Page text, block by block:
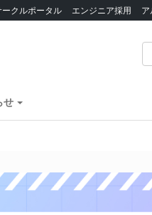
ークルポータル エンジニア採用
せ